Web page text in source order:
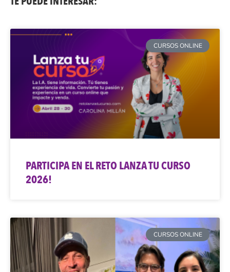
CURSOS ONLINE
PARTICIPA EN EL RETO LANZA TU CURSO
2026!
CURSOS ONLINE